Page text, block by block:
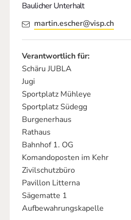
Baulicher Unterhalt
martin.escher@visp.ch
Verantwortlich für:
Schäru JUBLA
Jugi
Sportplatz Mühleye
Sportplatz Südegg
Burgenerhaus
Rathaus
Bahnhof 1. OG
Komandoposten im Kehr
Zivilschutzbüro
Pavillon Litterna
Sägematte 1
Aufbewahrungskapelle